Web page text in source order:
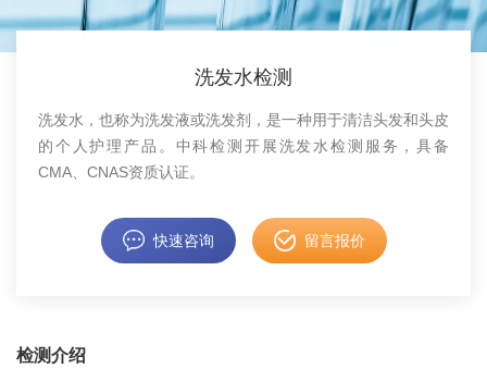
洗发水检测
洗发水，也称为洗发液或洗发剂，是一种用于清洁头发和头皮
的个人护理产品。中科检测开展洗发水检测服务，具备
CMA、CNAS资质认证。
快速咨询 留言报价
检测介绍